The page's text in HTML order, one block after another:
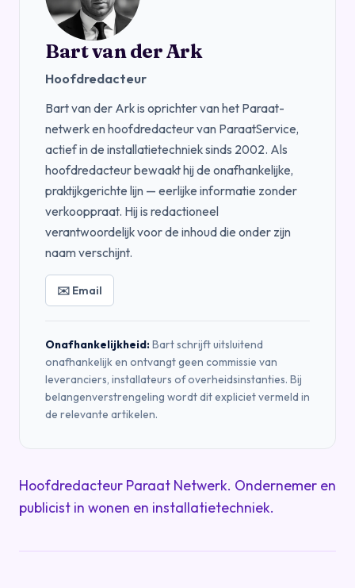
Bart van der Ark
Hoofdredacteur
Bart van der Ark is oprichter van het Paraat-
netwerk en hoofdredacteur van ParaatService,
actief in de installatietechniek sinds 2002. Als
hoofdredacteur bewaakt hij de onafhankelijke,
praktijkgerichte lijn — eerlijke informatie zonder
verkooppraat. Hij is redactioneel
verantwoordelijk voor de inhoud die onder zijn
naam verschijnt.
✉️ Email
Onafhankelijkheid:Bart schrijft uitsluitend
onafhankelijk en ontvangt geen commissie van
leveranciers, installateurs of overheidsinstanties. Bij
belangenverstrengeling wordt dit expliciet vermeld in
de relevante artikelen.
Hoofdredacteur Paraat Netwerk. Ondernemer en
publicist in wonen en installatietechniek.